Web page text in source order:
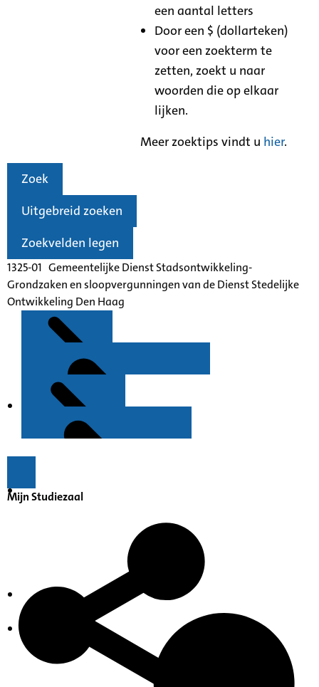
een aantal letters
Door een $ (dollarteken)
voor een zoekterm te
zetten, zoekt u naar
woorden die op elkaar
lijken.
Meer zoektips vindt u hier.
Zoek
Uitgebreid zoeken
Zoekvelden legen
1325-01 Gemeentelijke Dienst Stadsontwikkeling-
Grondzaken en sloopvergunningen van de Dienst Stedelijke
Ontwikkeling Den Haag
Kenmerken
Inleiding op de Dienst SO-GZ
Inventarissen
Gevonden archiefstukken
Mijn Studiezaal